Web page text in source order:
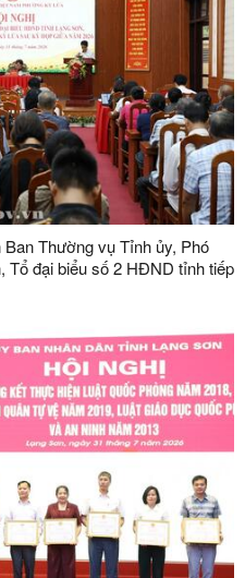
Thường vụ Tỉnh ủy, Phó
đại biểu số 2 HĐND tỉnh tiếp